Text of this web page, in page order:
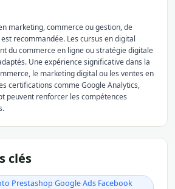
marketing, commerce ou gestion, de
recommandée. Les cursus en digital
du commerce en ligne ou stratégie digitale
Une expérience significative dans la
le marketing digital ou les ventes en
certifications comme Google Analytics,
peuvent renforcer les compétences
clés
Prestashop Google Ads Facebook